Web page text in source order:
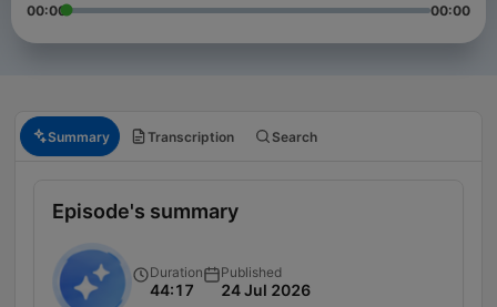
00:00 00:00
Summary Transcription Search
Episode's summary
Duration
44:17
Published
24 Jul 2026